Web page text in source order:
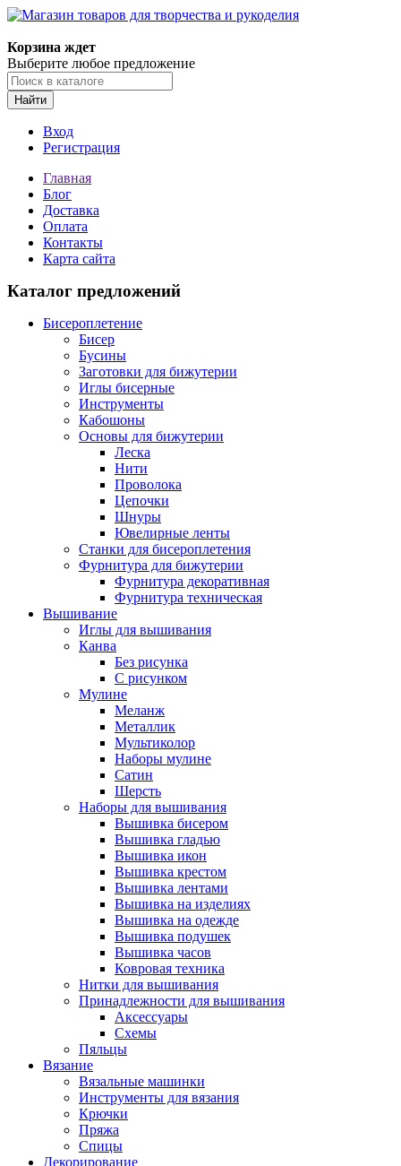
Корзина ждет
Выберите любое предложение
Найти
Вход
Регистрация
Главная
Блог
Доставка
Оплата
Контакты
Карта сайта
Каталог предложений
Бисероплетение
Бисер
Бусины
Заготовки для бижутерии
Иглы бисерные
Инструменты
Кабошоны
Основы для бижутерии
Леска
Нити
Проволока
Цепочки
Шнуры
Ювелирные ленты
Станки для бисероплетения
Фурнитура для бижутерии
Фурнитура декоративная
Фурнитура техническая
Вышивание
Иглы для вышивания
Канва
Без рисунка
С рисунком
Мулине
Меланж
Металлик
Мультиколор
Наборы мулине
Сатин
Шерсть
Наборы для вышивания
Вышивка бисером
Вышивка гладью
Вышивка икон
Вышивка крестом
Вышивка лентами
Вышивка на изделиях
Вышивка на одежде
Вышивка подушек
Вышивка часов
Ковровая техника
Нитки для вышивания
Принадлежности для вышивания
Аксессуары
Схемы
Пяльцы
Вязание
Вязальные машинки
Инструменты для вязания
Крючки
Пряжа
Спицы
Декорирование